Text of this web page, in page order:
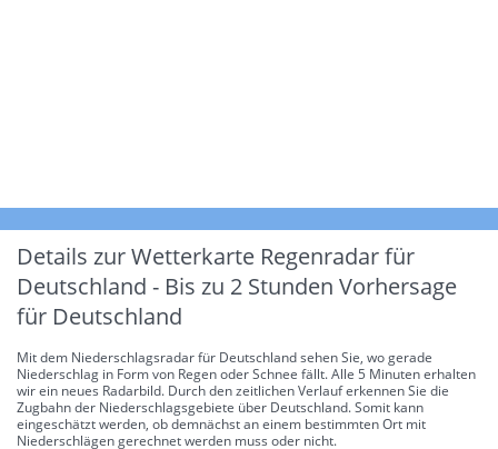
Details zur Wetterkarte Regenradar für
Deutschland - Bis zu 2 Stunden Vorhersage
für Deutschland
Mit dem Niederschlagsradar für Deutschland sehen Sie, wo gerade
Niederschlag in Form von Regen oder Schnee fällt. Alle 5 Minuten erhalten
wir ein neues Radarbild. Durch den zeitlichen Verlauf erkennen Sie die
Zugbahn der Niederschlagsgebiete über Deutschland. Somit kann
eingeschätzt werden, ob demnächst an einem bestimmten Ort mit
Niederschlägen gerechnet werden muss oder nicht.